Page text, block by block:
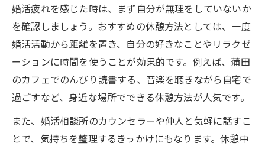
婚活疲れを感じた時は、まず自分が無理をしていないか
を確認しましょう。おすすめの休憩方法としては、一度
婚活活動から距離を置き、自分の好きなことやリラクゼ
ーションに時間を使うことが効果的です。例えば、蒲田
のカフェでのんびり読書する、音楽を聴きながら自宅で
過ごすなど、身近な場所でできる休憩方法が人気です。
また、婚活相談所のカウンセラーや仲人と気軽に話すこ
とで、気持ちを整理するきっかけにもなります。休憩中